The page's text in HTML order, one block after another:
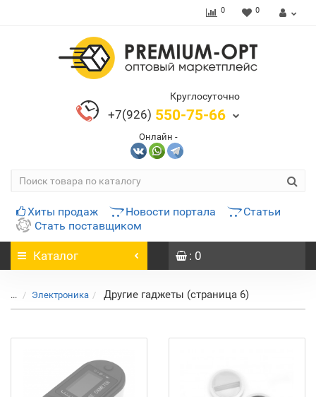
0 0
Круглосуточно
+7(926) 550-75-66
Онлайн -
Хиты продаж Новости портала
Статьи
Стать поставщиком
Каталог : 0
... Электроника Другие гаджеты (страница 6)